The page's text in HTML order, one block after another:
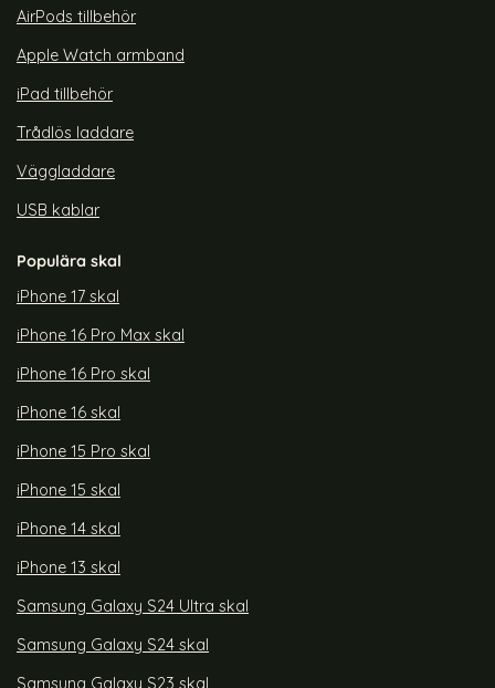
AirPods tillbehör
Apple Watch armband
iPad tillbehör
Trådlös laddare
Väggladdare
USB kablar
Populära skal
iPhone 17 skal
iPhone 16 Pro Max skal
iPhone 16 Pro skal
iPhone 16 skal
iPhone 15 Pro skal
iPhone 15 skal
iPhone 14 skal
iPhone 13 skal
Samsung Galaxy S24 Ultra skal
Samsung Galaxy S24 skal
Samsung Galaxy S23 skal